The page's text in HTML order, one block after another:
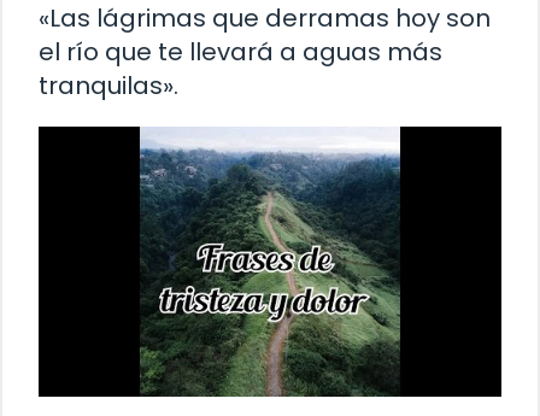
«Las lágrimas que derramas hoy son
el río que te llevará a aguas más
tranquilas».